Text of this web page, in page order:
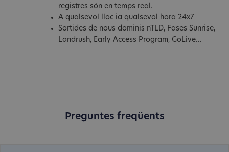
registres són en temps real.
A qualsevol lloc ia qualsevol hora 24x7
Sortides de nous dominis nTLD, Fases Sunrise,
Landrush, Early Access Program, GoLive...
Preguntes freqüents